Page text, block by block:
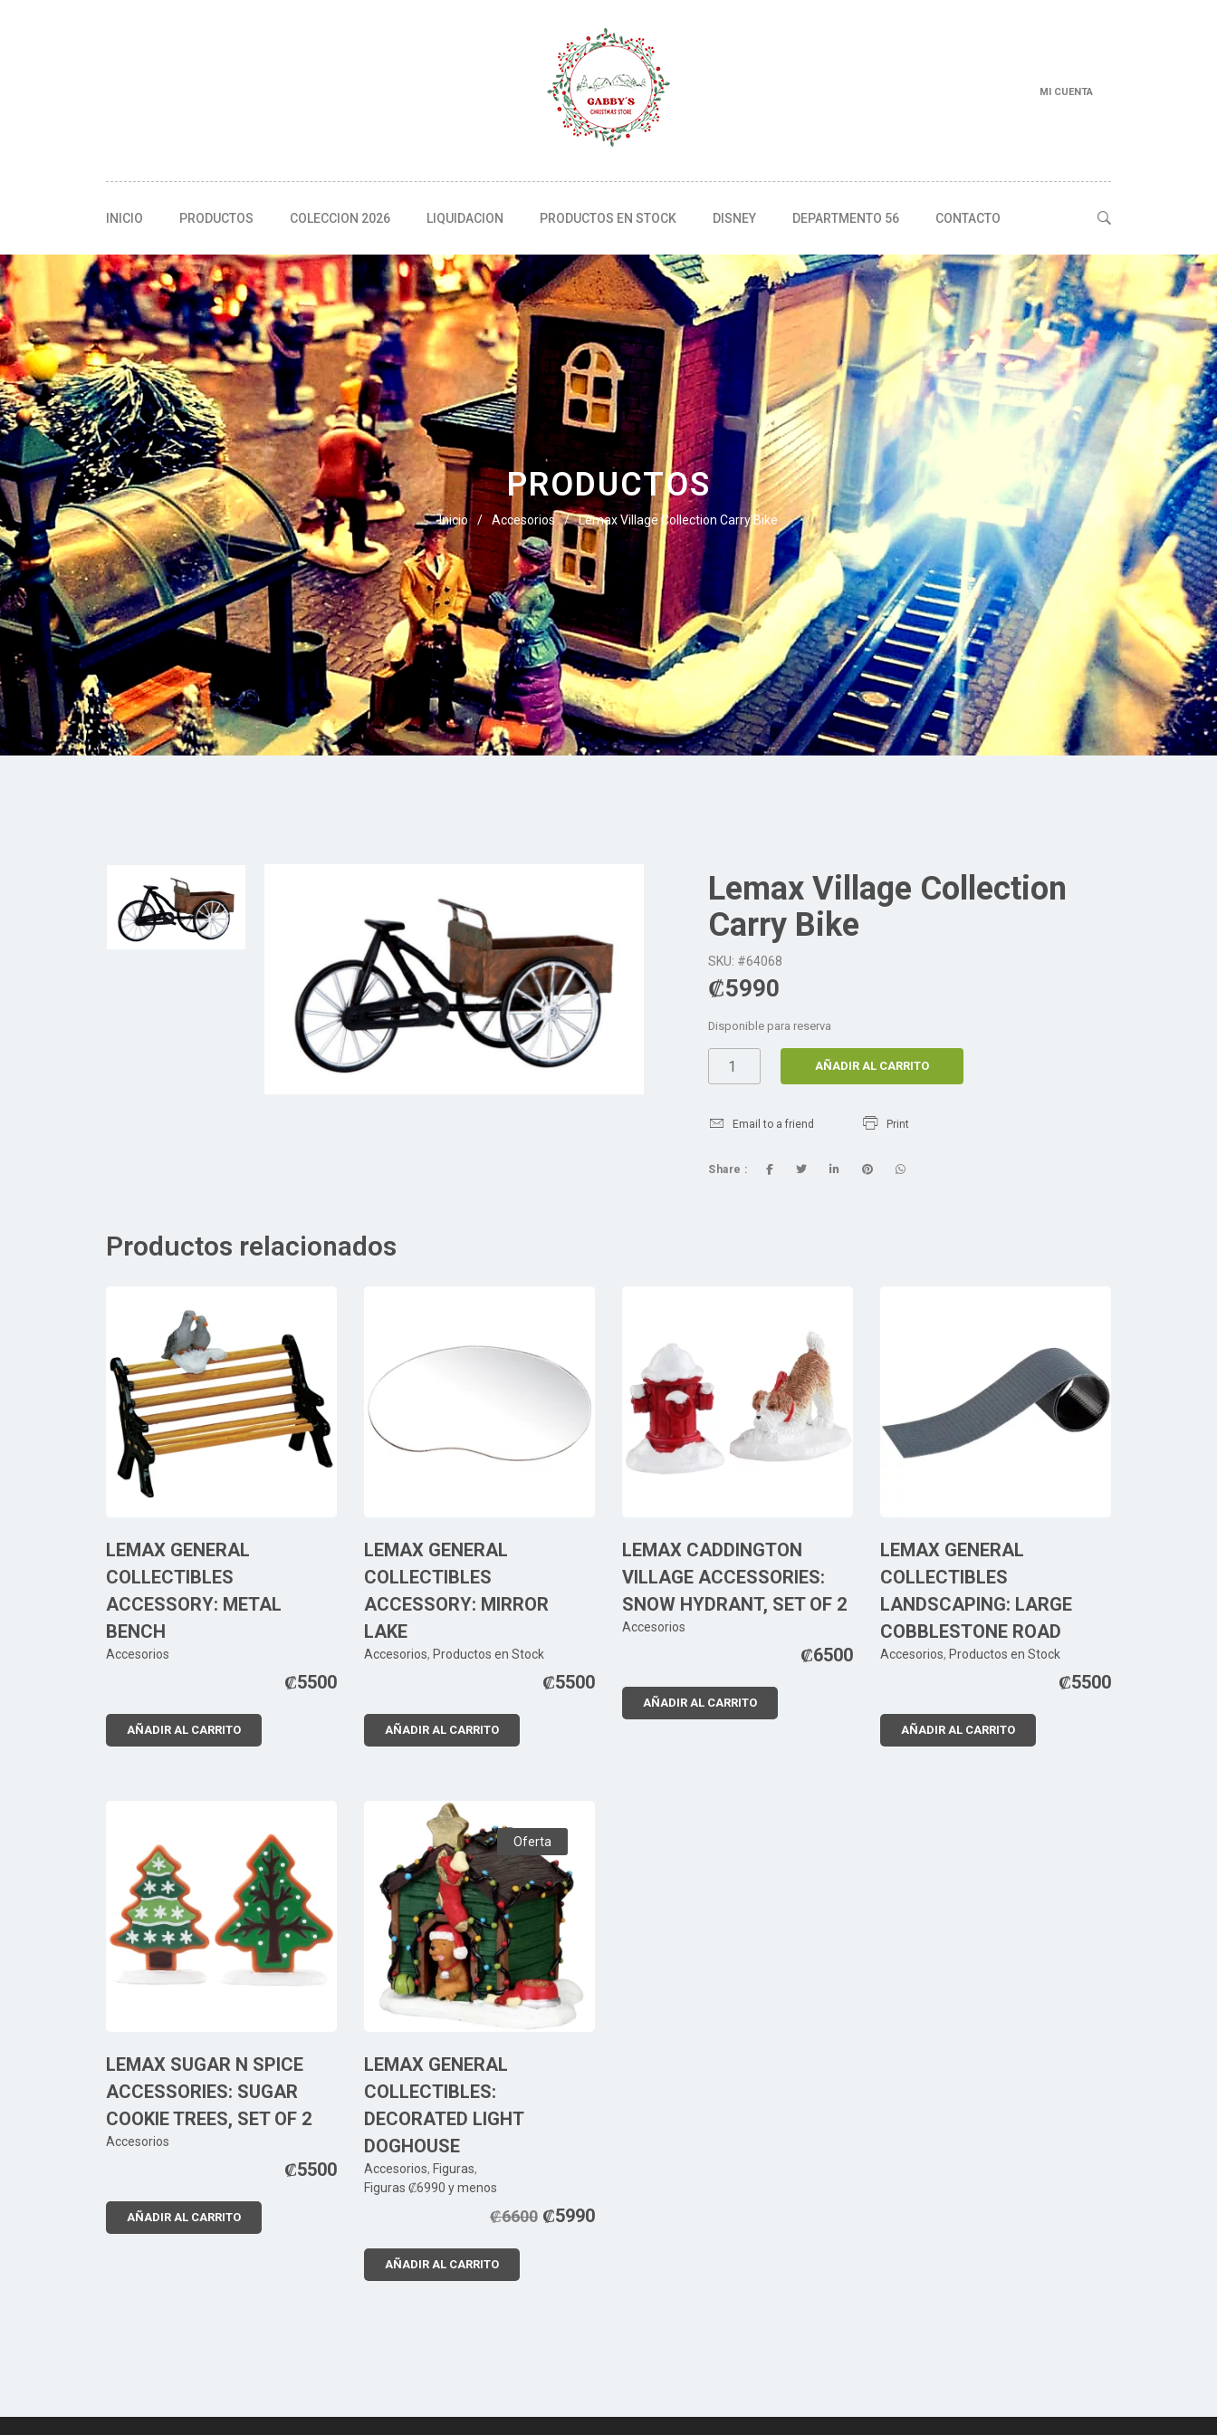
MI CUENTA
INICIO PRODUCTOS COLECCION 2026 LIQUIDACION PRODUCTOS EN STOCK DISNEY DEPARTMENTO 56 CONTACTO
PRODUCTOS
Inicio / Accesorios / Lemax Village Collection Carry Bike
Lemax Village Collection
Carry Bike
SKU: #64068
₡5990
Disponible para reserva
AÑADIR AL CARRITO
Email to a friend Print
Share :
Productos relacionados
LEMAX GENERAL
COLLECTIBLES
ACCESSORY: METAL
BENCH
Accesorios
₡5500
AÑADIR AL CARRITO
LEMAX GENERAL
COLLECTIBLES
ACCESSORY: MIRROR
LAKE
Accesorios, Productos en Stock
₡5500
AÑADIR AL CARRITO
LEMAX CADDINGTON
VILLAGE ACCESSORIES:
SNOW HYDRANT, SET OF 2
Accesorios
₡6500
AÑADIR AL CARRITO
LEMAX GENERAL
COLLECTIBLES
LANDSCAPING: LARGE
COBBLESTONE ROAD
Accesorios, Productos en Stock
₡5500
AÑADIR AL CARRITO
LEMAX SUGAR N SPICE
ACCESSORIES: SUGAR
COOKIE TREES, SET OF 2
Accesorios
₡5500
AÑADIR AL CARRITO
Oferta
LEMAX GENERAL
COLLECTIBLES:
DECORATED LIGHT
DOGHOUSE
Accesorios, Figuras,
Figuras ₡6990 y menos
₡6600 ₡5990
AÑADIR AL CARRITO